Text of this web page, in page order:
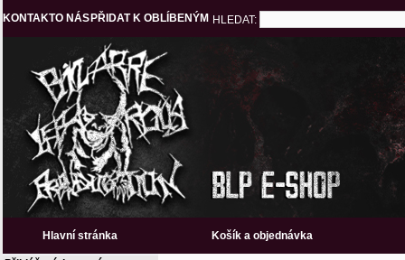
KONTAKTO NÁS PŘIDAT K OBLÍBENÝM HLEDAT:
Hlavní stránka Košík a objednávka